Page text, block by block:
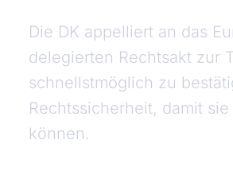
Die DK appelliert an das
delegierten Rechtsakt zur
schnellstmöglich zu
Rechtssicherheit, damit
können.